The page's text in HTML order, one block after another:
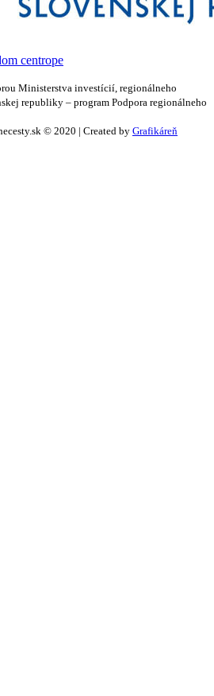
Ministerstva investícií, regionálneho
republiky – program Podpora regionálneho
© 2020 | Created by Grafikáreň